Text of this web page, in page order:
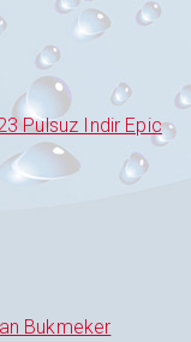
Pulsuz Indir Epic
Bukmeker